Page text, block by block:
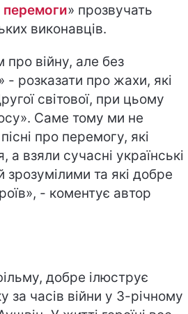
перемоги» прозвучать
виконавців.
про війну, але без
розказати про жахи, які
світової, при цьому
Саме тому ми не
про перемогу, які
взяли сучасні українські
зрозумілими та які добре
- коментує автор
добре ілюструє
за часів війни у 3-річному